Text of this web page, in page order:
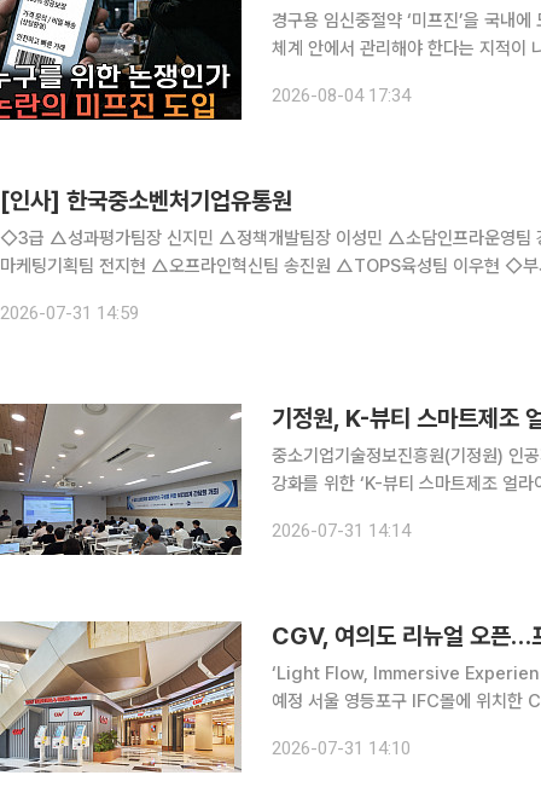
경구용 임신중절약 ‘미프진’을 국내
체계 안에서 관리해야 한다는 지적이 나왔다. 본지 김지영 기자와 손윤희 박사는 2
2026-08-04 17:34
[인사] 한국중소벤처기업유통원
◇3급 △성과평가팀장 신지민 △정책개발팀장 이성민 △소담인프라운영팀 강한구 ◇4급 △성과평가팀 안소희 △기획예산팀 김훈호 △
마케팅기획팀 전지현 △오프라인혁신팀 송진원 △TOPS육성팀 이우현 ◇부서장 △오프라인지원단장 이정현 △공공구매지원실장 강윤
2026-07-31 14:59
기정원, K-뷰티 스마트제조
중소기업기술정보진흥원(기정원) 인
강화를 위한 ‘K-뷰티 스마트제조 얼라이언
했다. 중소벤처기업부는 뷰티 제조
2026-07-31 14:14
CGV, 여의도 리뉴얼 오픈…
‘Light Flow, Immersive
예정 서울 영등포구 IFC몰에 위치한 CGV여의도가 31일 리뉴얼 오픈했다. CJ CGV는 31일 서울
는 여의도와 IFC몰 상권을
2026-07-31 14:10